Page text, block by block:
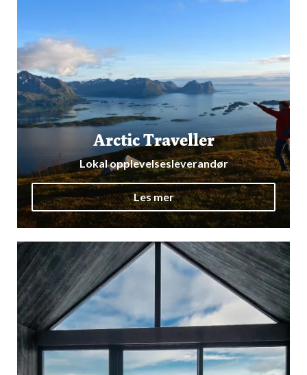
Arctic Traveller
Lokal opplevelsesleverandør
Les mer